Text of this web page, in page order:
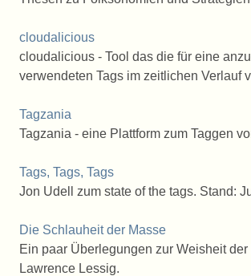
cloudalicious
cloudalicious - Tool das die für eine
verwendeten Tags im zeitlichen Verlauf
Tagzania
Tagzania - eine Plattform zum Taggen
Tags, Tags, Tags
Jon Udell zum state of the tags. Stand:
Die Schlauheit der Masse
Ein paar Überlegungen zur Weisheit der
Lawrence Lessig.